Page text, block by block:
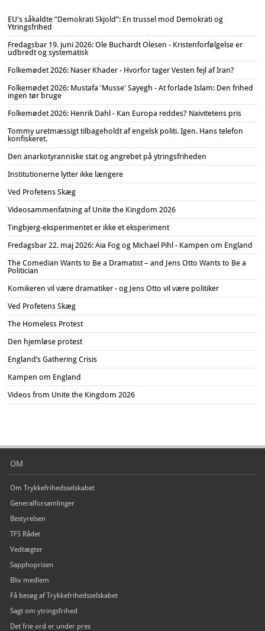
EU's såkaldte ”Demokrati Skjold”: En trussel mod Demokrati og
Ytringsfrihed
Fredagsbar 19. juni 2026: Ole Buchardt Olesen - Kristenforfølgelse er
udbredt og systematisk
Folkemødet 2026: Naser Khader - Hvorfor tager Vesten fejl af Iran?
Folkemødet 2026: Mustafa 'Musse' Sayegh - At forlade Islam: Den frihed
ingen tør bruge
Folkemødet 2026: Henrik Dahl - Kan Europa reddes? Naivitetens pris
Tommy uretmæssigt tilbageholdt af engelsk politi. Igen. Hans telefon
konfiskeret.
Den anarkotyranniske stat og angrebet på ytringsfriheden
Institutionerne lytter ikke længere
Ved Profetens Skæg
Videosammenfatning af Unite the Kingdom 2026
Tingbjerg-eksperimentet er ikke et eksperiment
Fredagsbar 22. maj 2026: Aia Fog og Michael Pihl - Kampen om England
The Comedian Wants to Be a Dramatist – and Jens Otto Wants to Be a
Politician
Komikeren vil være dramatiker - og Jens Otto vil være politiker
Ved Profetens Skæg
The Homeless Protest
Den hjemløse protest
England’s Gathering Crisis
Kampen om England
Videos from Unite the Kingdom 2026
OM
Om Trykkefrihedsselskabet
Generalforsamlinger
Bestyrelsen
TFS Rådet
Vedtægter
Sapphoprisen
Bliv medlem
Få besøg af Trykkefrihedsselskabet
Sagt om ytringsfrihed
Det frie ord er under pres